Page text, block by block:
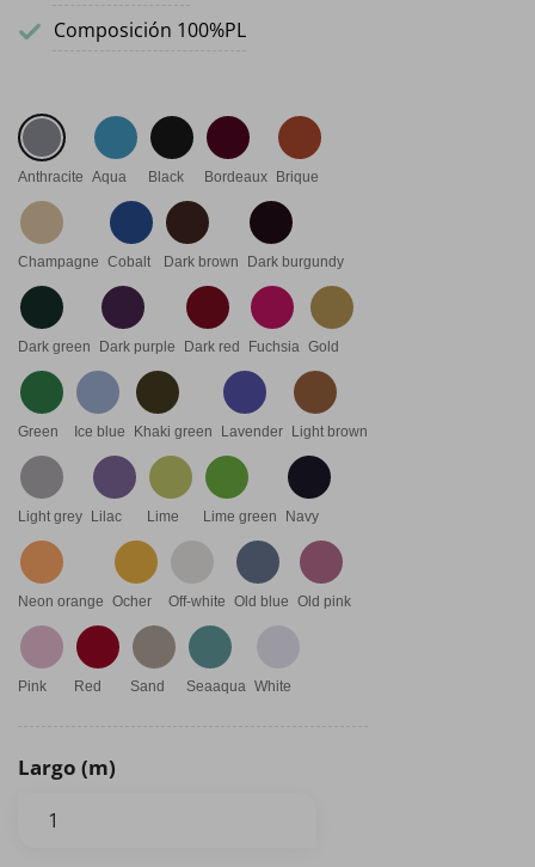
Composición 100%PL
Anthracite Aqua Black Bordeaux Brique
Champagne Cobalt Dark brown Dark burgundy
Dark green Dark purple Dark red Fuchsia Gold
Green Ice blue Khaki green Lavender Light brown
Light grey Lilac Lime Lime green Navy
Neon orange Ocher Off-white Old blue Old pink
Pink Red Sand Seaaqua White
Largo (m)